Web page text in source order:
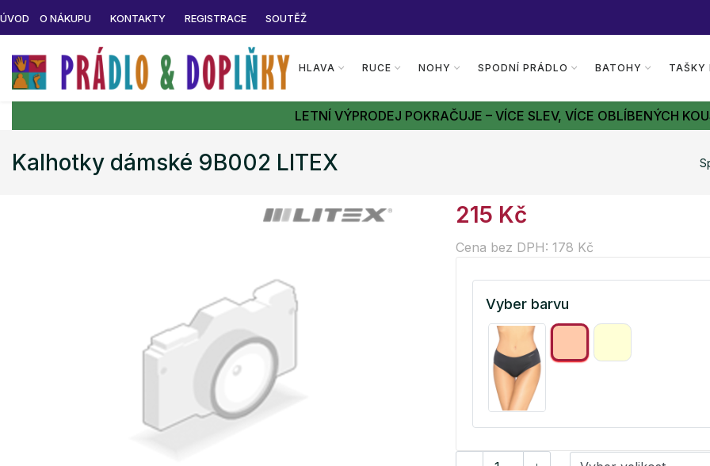
ÚVOD O NÁKUPU KONTAKTY REGISTRACE SOUTĚŽ
HLAVA RUCE NOHY SPODNÍ PRÁDLO BATOHY TAŠKY
LETNÍ VÝPRODEJ POKRAČUJE – VÍCE SLEV, VÍCE OBLÍBENÝCH
Kalhotky dámské 9B002 LITEX
215 Kč
Cena bez DPH: 178 Kč
Vyber barvu